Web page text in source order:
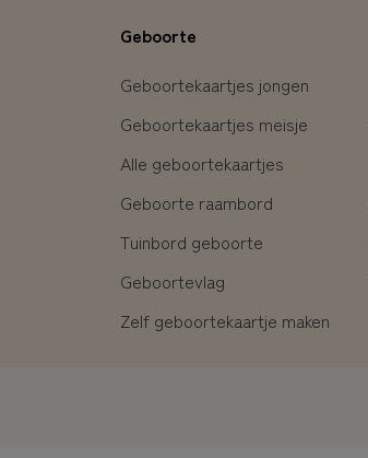
Geboorte
Geboortekaartjes jongen
Geboortekaartjes meisje
Alle geboortekaartjes
Geboorte raambord
Tuinbord geboorte
Geboortevlag
Zelf geboortekaartje maken